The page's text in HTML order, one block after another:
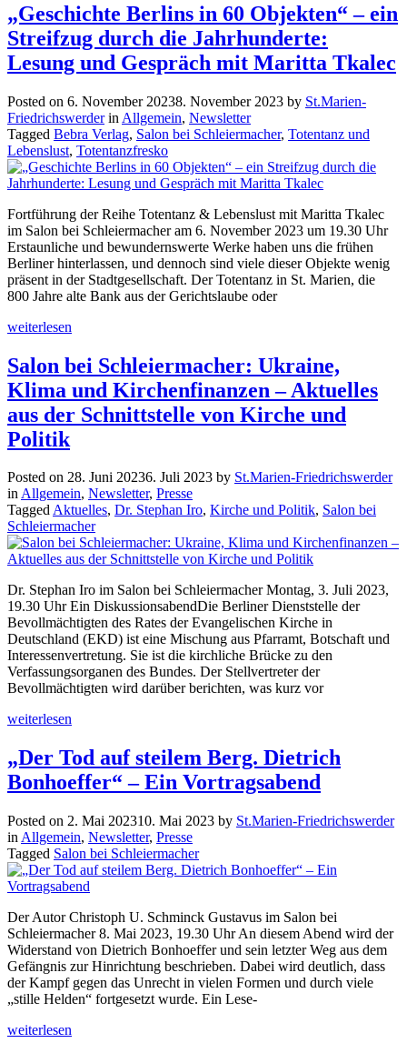
„Geschichte Berlins in 60 Objekten“ – ein
Streifzug durch die Jahrhunderte:
Lesung und Gespräch mit Maritta Tkalec
Posted on 6. November 20238. November 2023 by St.Marien-
Friedrichswerderin Allgemein, Newsletter
Tagged Bebra Verlag, Salon bei Schleiermacher, Totentanz und
Lebenslust, Totentanzfresko
Fortführung der Reihe Totentanz & Lebenslust mit Maritta Tkalec
im Salon bei Schleiermacher am 6. November 2023 um 19.30 Uhr
Erstaunliche und bewundernswerte Werke haben uns die frühen
Berliner hinterlassen, und dennoch sind viele dieser Objekte wenig
präsent in der Stadtgesellschaft. Der Totentanz in St. Marien, die
800 Jahre alte Bank aus der Gerichtslaube oder
weiterlesen
Salon bei Schleiermacher: Ukraine,
Klima und Kirchenfinanzen – Aktuelles
aus der Schnittstelle von Kirche und
Politik
Posted on 28. Juni 20236. Juli 2023 by St.Marien-Friedrichswerder
inAllgemein, Newsletter, Presse
TaggedAktuelles, Dr. Stephan Iro, Kirche und Politik, Salon bei
Schleiermacher
Dr. Stephan Iro im Salon bei Schleiermacher Montag, 3. Juli 2023,
19.30 Uhr Ein DiskussionsabendDie Berliner Dienststelle der
Bevollmächtigten des Rates der Evangelischen Kirche in
Deutschland (EKD) ist eine Mischung aus Pfarramt, Botschaft und
Interessenvertretung. Sie ist die kirchliche Brücke zu den
Verfassungsorganen des Bundes. Der Stellvertreter der
Bevollmächtigten wird darüber berichten, was kurz vor
weiterlesen
„Der Tod auf steilem Berg. Dietrich
Bonhoeffer“ – Ein Vortragsabend
Posted on 2. Mai 202310. Mai 2023 by St.Marien-Friedrichswerder
in Allgemein, Newsletter, Presse
Tagged Salon bei Schleiermacher
Der Autor Christoph U. Schminck Gustavus im Salon bei
Schleiermacher 8. Mai 2023, 19.30 Uhr An diesem Abend wird der
Widerstand von Dietrich Bonhoeffer und sein letzter Weg aus dem
Gefängnis zur Hinrichtung beschrieben. Dabei wird deutlich, dass
der Kampf gegen das Unrecht in vielen Formen und durch viele
„stille Helden“ fortgesetzt wurde. Ein Lese-
weiterlesen